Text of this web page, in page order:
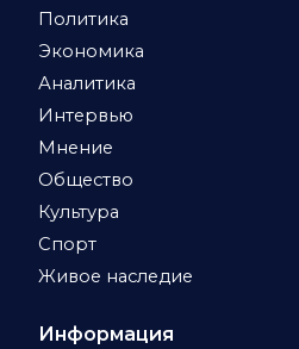
Политика
Экономика
Аналитика
Интервью
Мнение
Общество
Культура
Спорт
Живое наследие
Информация